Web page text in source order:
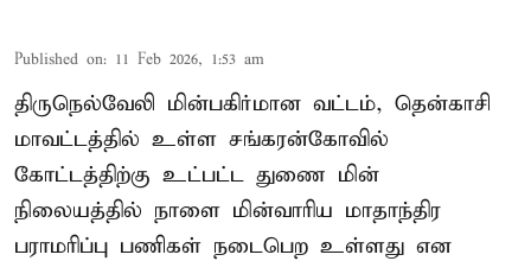
Published on: 11 Feb 2026, 1:53 am
திருநெல்வேலி மின்பகிர்மான வட்டம், தென்காசி
மாவட்டத்தில் உள்ள சங்கரன்கோவில்
கோட்டத்திற்கு உட்பட்ட துணை மின்
நிலையத்தில் நாளை மின்வாரிய மாதாந்திர
பராமரிப்பு பணிகள் நடைபெற உள்ளது என